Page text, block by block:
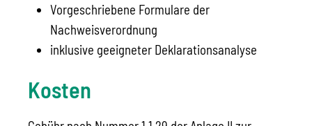
Vorgeschriebene Formulare der
Nachweisverordnung
inklusive geeigneter Deklarationsanalyse
Kosten